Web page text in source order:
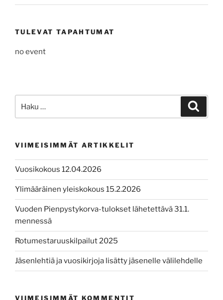
TULEVAT TAPAHTUMAT
no event
VIIMEISIMMÄT ARTIKKELIT
Vuosikokous 12.04.2026
Ylimääräinen yleiskokous 15.2.2026
Vuoden Pienpystykorva-tulokset lähetettävä 31.1.
mennessä
Rotumestaruuskilpailut 2025
Jäsenlehtiä ja vuosikirjoja lisätty jäsenelle välilehdelle
VIIMEISIMMÄT KOMMENTIT